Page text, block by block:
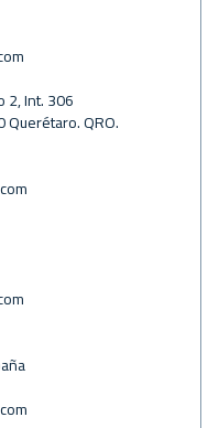
2, Int. 306
Querétaro. QRO.